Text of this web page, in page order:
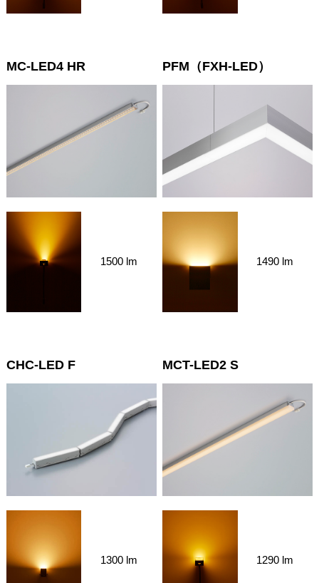
MC-LED4 HR
1500 lm
PFM（FXH-LED）
1490 lm
CHC-LED F
1300 lm
MCT-LED2 S
1290 lm